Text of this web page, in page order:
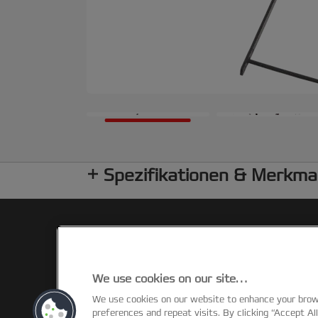
Spezifikationen &
©2026 ACCO Brands
We use cookies on our site…
We use cookies on our website to enhance your
preferences and repeat visits. By clicking “Accept